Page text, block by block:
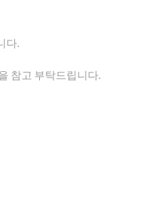
다.
참고 부탁드립니다.